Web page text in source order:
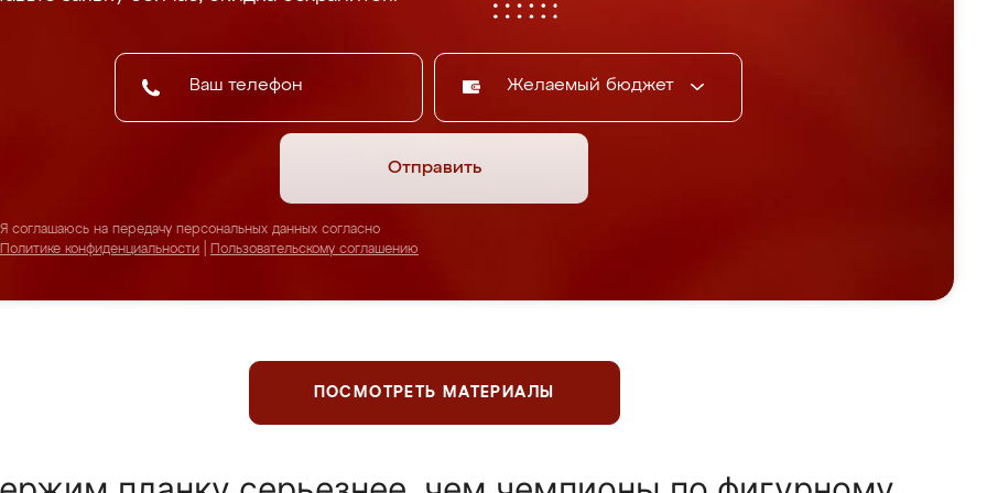
Желаемый бюджет
Отправить
Я соглашаюсь на передачу персональных данных согласно
Политике конфиденциальности
Пользовательскому соглашению
ПОСМОТРЕТЬ МАТЕРИАЛЫ